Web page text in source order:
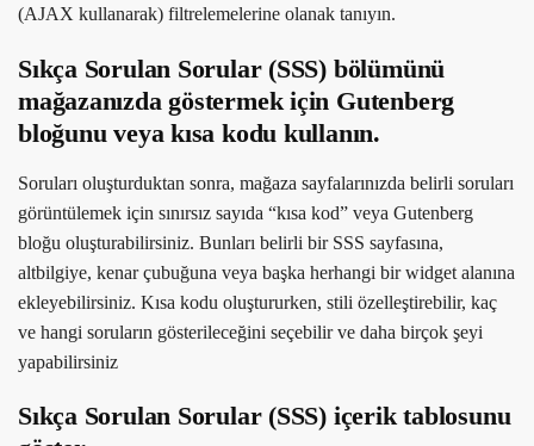
(AJAX kullanarak) filtrelemelerine olanak tanıyın.
Sıkça Sorulan Sorular (SSS) bölümünü
mağazanızda göstermek için Gutenberg
bloğunu veya kısa kodu kullanın.
Soruları oluşturduktan sonra, mağaza sayfalarınızda belirli soruları
görüntülemek için sınırsız sayıda “kısa kod” veya Gutenberg
bloğu oluşturabilirsiniz. Bunları belirli bir SSS sayfasına,
altbilgiye, kenar çubuğuna veya başka herhangi bir widget alanına
ekleyebilirsiniz. Kısa kodu oluştururken, stili özelleştirebilir, kaç
ve hangi soruların gösterileceğini seçebilir ve daha birçok şeyi
yapabilirsiniz
Sıkça Sorulan Sorular (SSS) içerik tablosunu